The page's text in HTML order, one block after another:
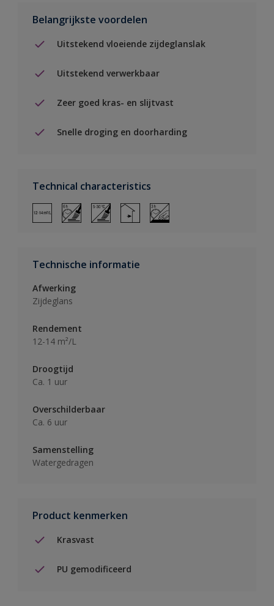
Belangrijkste voordelen
Uitstekend vloeiende zijdeglanslak
Uitstekend verwerkbaar
Zeer goed kras- en slijtvast
Snelle droging en doorharding
Technical characteristics
Technische informatie
Afwerking
Zijdeglans
Rendement
12-14 m²/L
Droogtijd
Ca. 1 uur
Overschilderbaar
Ca. 6 uur
Samenstelling
Watergedragen
Product kenmerken
Krasvast
PU gemodificeerd